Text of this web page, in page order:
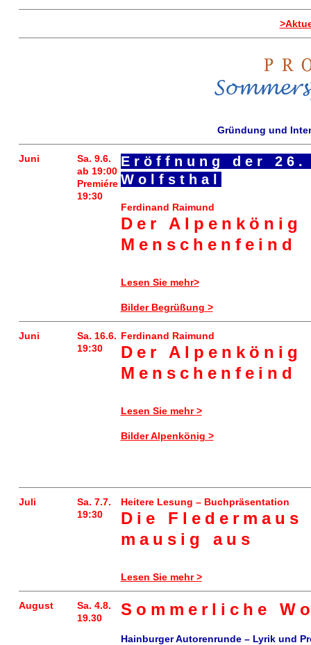
Gründung und
Juni
Sa. 9.6.
ab 19:00
Premiére
19:30
Eröffnung der 26.
Wolfsthal
Ferdinand Raimund
Der Alpenkönig
Menschenfeind
Lesen Sie mehr>
Bilder Begrüßung >
Juni
Sa. 16.6.
19:30
Ferdinand Raimund
Der Alpenkönig
Menschenfeind
Lesen Sie mehr>
Bilder Alpenkönig >
Juli
Sa. 7.7.
19:30
Heitere Lesung – Buchpräsentation
Die
mausig aus
Lesen Sie mehr >
August
Sa. 4.8.
19.30
Sommerliche
Hainburger Autorenrunde – Lyrik und